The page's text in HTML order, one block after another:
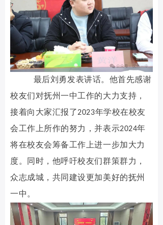
最后刘勇发表讲话。他首先感谢
校友们对抚州一中工作的大力支持，
接着向大家汇报了2023年学校在校友
会工作上所作的努力，并表示2024年
将在校友会筹备工作上进一步加大力
度。同时，他呼吁校友们群策群力，
众志成城，共同建设更加美好的抚州
一中。